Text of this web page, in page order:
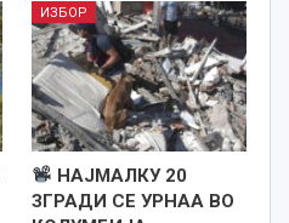
ИЗБОР
НАЈМАЛКУ 20
ЗГРАДИ СЕ УРНАА ВО